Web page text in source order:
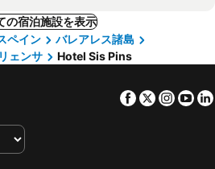
の宿泊施設を表示
ペイン
バレアレス諸島
ェンサ Hotel Sis Pins
Facebook
Twitter